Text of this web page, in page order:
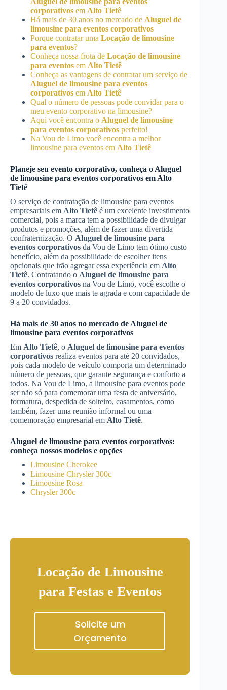
corporativos em Alto Tietê
Há mais de 30 anos no mercado de Aluguel de
limousine para eventos corporativos
Porque contratar uma Locação de limousine
para eventos?
Conheça nossa frota de Locação de limousine
para eventos em Alto Tietê
Conheça as vantagens de contratar um serviço de
Aluguel de limousine para eventos
corporativos em Alto Tietê
Qual o número de pessoas pode convidar para o
meu evento corporativo na limousine?
Aqui você encontra o Aluguel de limousine
para eventos corporativos perfeito!
Na Vou de Limo você encontra a melhor
limousine para eventos em Alto Tietê
Planeje seu evento corporativo, conheça o Aluguel
de limousine para eventos corporativos em Alto
Tietê
O serviço de contratação de limousine para eventos
empresariais em Alto Tietê é um excelente investimento
comercial, pois a marca tem a possibilidade de divulgar
produtos e promoções, além de fazer uma divertida
confraternização. O Aluguel de limousine para
eventos corporativos da Vou de Limo tem ótimo custo
benefício, além da possibilidade de escolher itens
opcionais que irão agregar essa experiência em Alto
Tietê. Contratando o Aluguel de limousine para
eventos corporativos na Vou de Limo, você escolhe o
modelo de luxo que mais te agrada e com capacidade de
9 a 20 convidados.
Há mais de 30 anos no mercado de Aluguel de
limousine para eventos corporativos
Em Alto Tietê, o Aluguel de limousine para eventos
corporativos realiza eventos para até 20 convidados,
pois cada modelo de veículo comporta um determinado
número de pessoas, que garante segurança e conforto a
todos. Na Vou de Limo, a limousine para eventos pode
ser não só para comemorar uma festa de aniversário,
formatura, despedida de solteiro, casamentos, como
também, fazer uma reunião informal ou uma
comemoração empresarial em Alto Tietê.
Aluguel de limousine para eventos corporativos:
conheça nossos modelos e opções
Limousine Cherokee
Limousine Chrysler 300c
Limousine Rosa
Chrysler 300c
Locação de Limousine
para Festas e Eventos
Solicite um
Orçamento